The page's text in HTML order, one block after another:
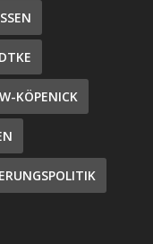
KÖPENICK